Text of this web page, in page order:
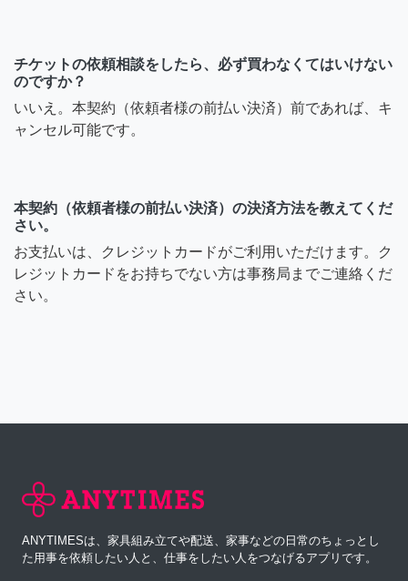
チケットの依頼相談をしたら、必ず買わなくてはいけない
のですか？
いいえ。本契約（依頼者様の前払い決済）前であれば、キ
ャンセル可能です。
本契約（依頼者様の前払い決済）の決済方法を教えてくだ
さい。
お支払いは、クレジットカードがご利用いただけます。ク
レジットカードをお持ちでない方は事務局までご連絡くだ
さい。
ANYTIMESは、家具組み立てや配送、家事などの日常のちょっとし
た用事を依頼したい人と、仕事をしたい人をつなげるアプリです。